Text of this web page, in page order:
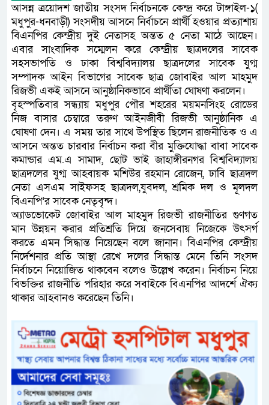
আসন্ন ত্রয়োদশ জাতীয় সংসদ নির্বাচনকে কেন্দ্র করে টাঙ্গাইল-১(
মধুপুর-ধনবাড়ী) সংসদীয় আসনে নির্বাচনে প্রার্থী হওয়ার প্রত্যাশায়
বিএনপির কেন্দ্রীয় দুই নেতাসহ অন্তত ৫ নেতা মাঠে আছেন।
এবার সাংবাদিক সম্মেলন করে কেন্দ্রীয় ছাত্রদলের সাবেক
সহসভাপতি ও ঢাকা বিশ্ববিদ্যালয় ছাত্রদলের সাবেক যুগ্ম
সম্পাদক আইন বিভাগের সাবেক ছাত্র জোবাইর আল মাহমুদ
রিজভী একই আসনে আনুষ্ঠানিকভাবে প্রার্থীতা ঘোষণা করলেন।
বৃহস্পতিবার সন্ধ্যায় মধুপুর পৌর শহরের ময়মনসিংহ রোডের
নিজ বাসার চেম্বারে তরুণ আইনজীবী রিজভী আনুষ্ঠানিক এ
ঘোষণা দেন। এ সময় তার সাথে উপস্থিত ছিলেন রাজনীতিক ও এ
আসনে অন্তত চারবার নির্বাচন করা বীর মুক্তিযোদ্ধা বাবা সাবেক
কমান্ডার এম.এ সামাদ, ছোট ভাই জাহাঙ্গীরনগর বিশ্ববিদ্যালয়
ছাত্রদলের যুগ্ম আহবায়ক মশিউর রহমান রোজেন, ঢাবি ছাত্রদল
নেতা এসএম সাইফসহ ছাত্রদল,যুবদল, শ্রমিক দল ও মূলদল
বিএনপি’র সাবেক নেতৃবৃন্দ।
অ্যাডভোকেট জোবাইর আল মাহমুদ রিজভী রাজনীতির গুণগত
মান উন্নয়ন করার প্রতিশ্রতি দিয়ে জনসেবায় নিজেকে উৎসর্গ
করতে এমন সিদ্ধান্ত নিয়েছেন বলে জানান। বিএনপির কেন্দ্রীয়
নির্দেশনার প্রতি আস্থা রেখে দলের সিদ্ধান্ত মেনে তিনি সংসদ
নির্বাচনে নিয়োজিত থাকবেন বলেও উল্লেখ করেন। নির্বাচন নিয়ে
বিভক্তির রাজনীতি পরিহার করে সবাইকে বিএনপির আদর্শে ঐক্য
থাকার আহবানও করেছেন তিনি।